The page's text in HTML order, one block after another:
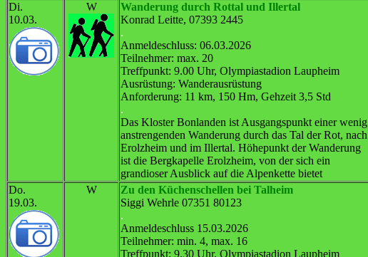
Di.
10.03.
W
Wanderung durch Rottal und Illertal
Konrad Leitte, 07393 2445
.
Anmeldeschluss: 06.03.2026
Teilnehmer: max. 20
Treffpunkt: 9.00 Uhr, Olympiastadion Laupheim
Ausrüstung: Wanderausrüstung
Anforderung: 11 km, 150 Hm, Gehzeit 3,5 Std
.
Das Kloster Bonlanden ist Ausgangspunkt einer wenig
anstrengenden Wanderung durch das Tal der Rot, nach
Erolzheim und im Illertal. Höhepunkt der Wanderung
ist die Bergkapelle Erolzheim, von der sich ein
grandioser Ausblick auf die Alpenkette bietet
Do.
19.03.
W
Zu den Küchenschellen bei Talheim
Siggi Wehrle 07351 80123
.
Anmeldeschluss 15.03.2026
Teilnehmer: min. 4, max. 16
Treffpunkt: 9.30 Uhr, Olympiastadion Laupheim